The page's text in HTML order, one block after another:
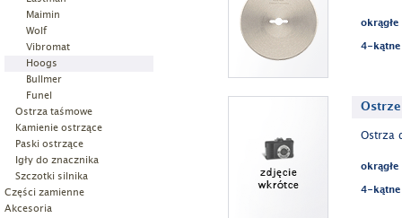
Maimin
Wolf
Vibromat
Hoogs
Bullmer
Funel
Ostrza taśmowe
Kamienie ostrzące
Paski ostrzące
Igły do znacznika
Szczotki silnika
Części zamienne
Akcesoria
okrągłe
4-kątne
Ostrza
okrągłe
4-kątne